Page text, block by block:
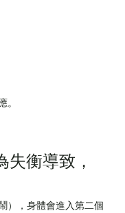
衡導致，
），身體會進入第二個